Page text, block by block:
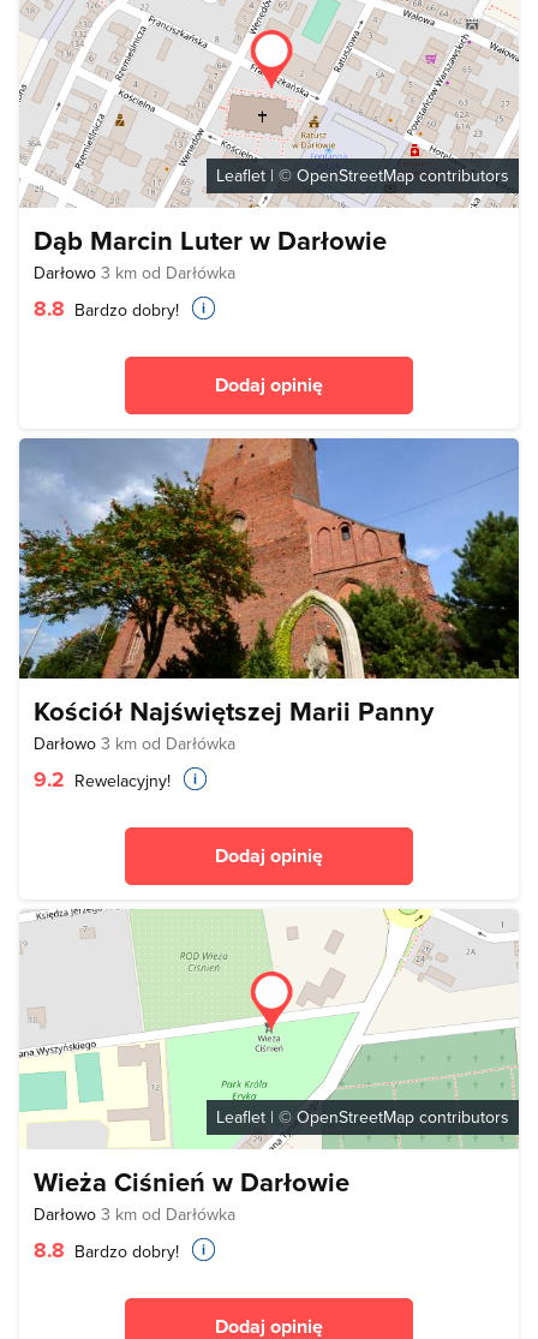
Leaflet | © OpenStreetMapcontributors
Dąb Marcin Luter w Darłowie
Darłowo 3 km od Darłówka
8.8 Bardzo dobry!
Dodaj opinię
Kościół Najświętszej Marii Panny
Darłowo 3 km od Darłówka
9.2 Rewelacyjny!
Dodaj opinię
Leaflet | ©OpenStreetMap contributors
Wieża Ciśnień w Darłowie
Darłowo 3 km od Darłówka
8.8 Bardzo dobry!
Dodaj opinię